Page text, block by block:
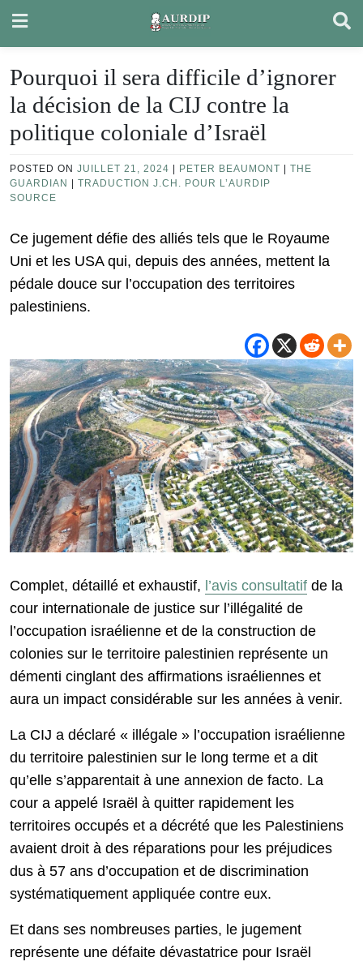
content
Pourquoi il sera difficile d’ignorer
la décision de la CIJ contre la
politique coloniale d’Israël
POSTED ON JUILLET 21, 2024 PETER BEAUMONT
THE
GUARDIAN
TRADUCTION J.CH. POUR L’AURDIP
SOURCE
Ce jugement défie des alliés tels que le Royaume
Uni et les USA qui, depuis des années, mettent la
pédale douce sur l’occupation des territoires
palestiniens.
Complet, détaillé et exhaustif, l’avis consultatif de la
cour internationale de justice sur l’illégalité de
l’occupation israélienne et de la construction de
colonies sur le territoire palestinien représente un
démenti cinglant des affirmations israéliennes et
aura un impact considérable sur les années à venir.
La CIJ a déclaré « illégale » l’occupation israélienne
du territoire palestinien sur le long terme et a dit
qu’elle s’apparentait à une annexion de facto. La
cour a appelé Israël à quitter rapidement les
territoires occupés et a décrété que les Palestiniens
avaient droit à des réparations pour les préjudices
dus à 57 ans d’occupation et de discrimination
systématiquement appliquée contre eux.
Et dans ses nombreuses parties, le jugement
représente une défaite dévastatrice pour Israël